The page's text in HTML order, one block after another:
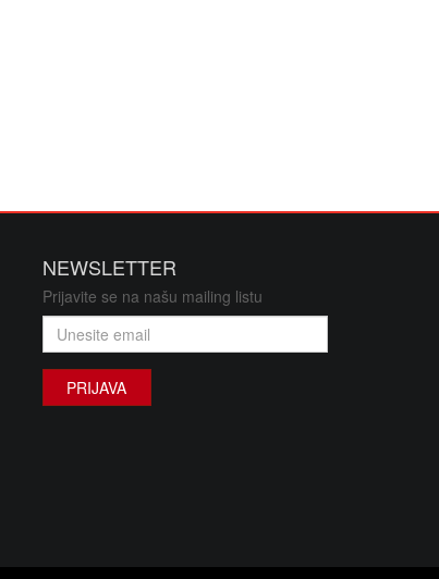
NEWSLETTER
Prijavite se na našu mailing listu
PRIJAVA